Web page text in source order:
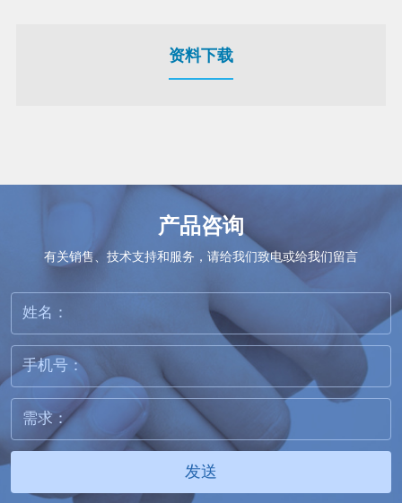
资料下载
产品咨询
有关销售、技术支持和服务，请给我们致电或给我们留言
发送